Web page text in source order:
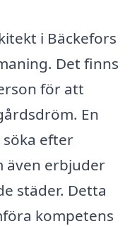
i Bäckefors
Det finns
för att
En
efter
även erbjuder
städer. Detta
kompetens